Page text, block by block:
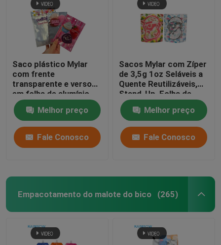
Saco plástico Mylar
com frente
transparente e verso
em folha de alumínio,
com zíper selado a
quente, autosselante, à
prova de umidade,
projetado sob medida
para açúcar
Melhor preço
Fale Conosco
Sacos Mylar com Zíper
de 3,5g 1oz Seláveis a
Quente Reutilizáveis,
Stand-Up, Folha de
Alumínio, à Prova de
Odor, Cali, para
Armazenamento de
Alimentos, Sacos Mylar
Personalizados
Melhor preço
Fale Conosco
Empacotamento do malote do bico (265)